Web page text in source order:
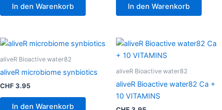
In den Warenkorb In den Warenkorb
aliveR Bioactive water82
aliveR microbiome synbiotics
CHF3.95
In den Warenkorb
aliveR Bioactive water82
aliveR Bioactive water82 Ca +
10 VITAMINS